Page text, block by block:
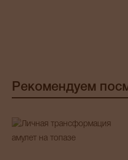
Рекомендуем